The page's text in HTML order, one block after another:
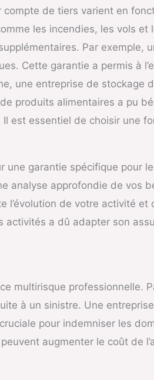
de tiers varient en
les incendies, les vols
Par exemple,
Cette garantie a permis à
une entreprise de stockage
produits alimentaires a pu
est essentiel de choisir une
garantie spécifique pour
analyse approfondie de vos
de votre activité et
a dû adapter son
multirisque professionnelle.
à un sinistre. Une
pour indemniser les
augmenter le coût de